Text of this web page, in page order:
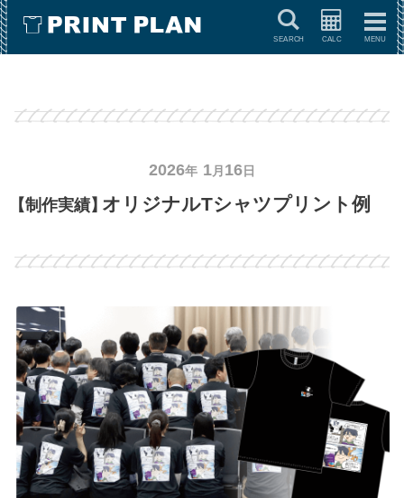
2026 1
16
【制作実績】オリジナルTシャツプリント例